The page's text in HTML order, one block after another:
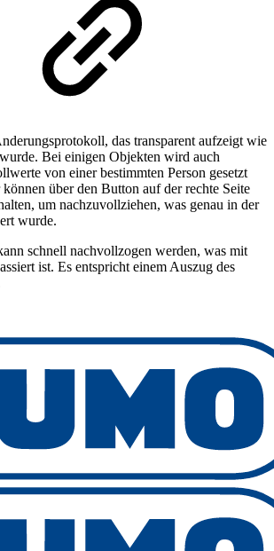
das transparent aufzeigt wie
Bei einigen Objekten wird auch
von einer bestimmten Person gesetzt
über den Button auf der rechte Seite
um nachzuvollziehen, was genau in der
wurde.
schnell nachvollzogen werden, was mit
ist. Es entspricht einem Auszug des